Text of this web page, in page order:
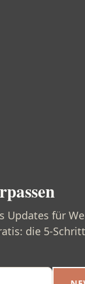
Updates für
die 5-